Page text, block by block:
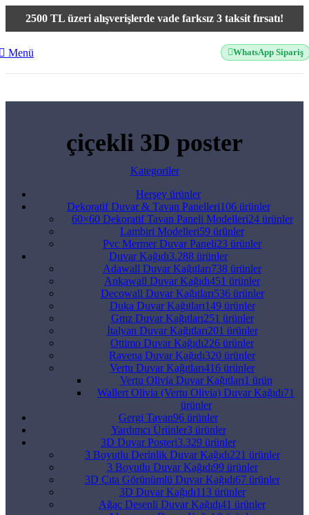
2500 TL üzeri alışverişlerde vade farksız 3 taksit fırsatı!
Menü WhatsApp Sipariş
çiçekli 3D poster
Kategoriler
Herşey ürünler
Dekoratif Duvar & Tavan Panelleri106 ürünler
60×60 Dekoratif Tavan Paneli Modelleri24 ürünler
Lambiri Modelleri59 ürünler
Pvc Mermer Duvar Paneli23 ürünler
Duvar Kağıdı3.288 ürünler
Adawall Duvar Kağıtları738 ürünler
Ankawall Duvar Kağıdı451 ürünler
Decowall Duvar Kağıtları536 ürünler
Duka Duvar Kağıtları149 ürünler
Gmz Duvar Kağıtları251 ürünler
İtalyan Duvar Kağıtları201 ürünler
Ottimo Duvar Kağıdı226 ürünler
Ravena Duvar Kağıdı320 ürünler
Vertu Duvar Kağıtları416 ürünler
Vertu Olivia Duvar Kağıtları1 ürün
Wallert Olivia (Vertu Olivia) Duvar Kağıdı71
ürünler
Gergi Tavan96 ürünler
Yardımcı Ürünler3 ürünler
3D Duvar Posteri3.329 ürünler
3 Boyutlu Derinlik Duvar Kağıdı221 ürünler
3 Boyutlu Duvar Kağıdı99 ürünler
3D Çıta Görünümlü Duvar Kağıdı67 ürünler
3D Duvar Kağıdı113 ürünler
Ağaç Desenli Duvar Kağıdı41 ürünler